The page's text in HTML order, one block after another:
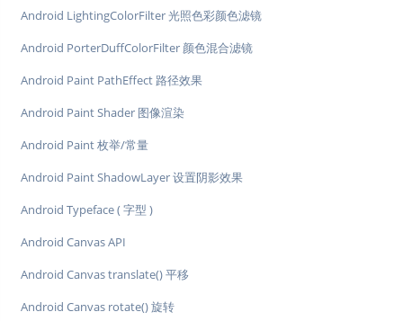
Android LightingColorFilter 光照色彩颜色滤镜
Android PorterDuffColorFilter 颜色混合滤镜
Android Paint PathEffect 路径效果
Android Paint Shader 图像渲染
Android Paint 枚举/常量
Android Paint ShadowLayer 设置阴影效果
Android Typeface ( 字型 )
Android Canvas API
Android Canvas translate() 平移
Android Canvas rotate() 旋转